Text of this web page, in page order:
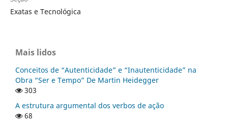
Exatas e Tecnológica
Mais lidos
Conceitos de “Autenticidade” e “Inautenticidade” na
Obra “Ser e Tempo” De Martin Heidegger
303
A estrutura argumental dos verbos de ação
68